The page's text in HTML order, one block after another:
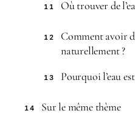
11 Où trouver de
12
Comment avoir
naturellement ?
13 Pourquoi l’eau
14 Sur le même thème